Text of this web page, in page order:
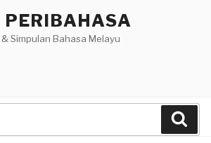
PERIBAHASA
Simpulan Bahasa Melayu